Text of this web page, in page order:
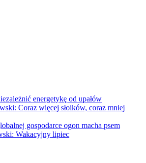
energetykę od upałów
Coraz więcej słoików, coraz mniej
gospodarce ogon macha psem
Wakacyjny lipiec